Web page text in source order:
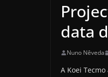
data
Nuno Nêveda
A Koei